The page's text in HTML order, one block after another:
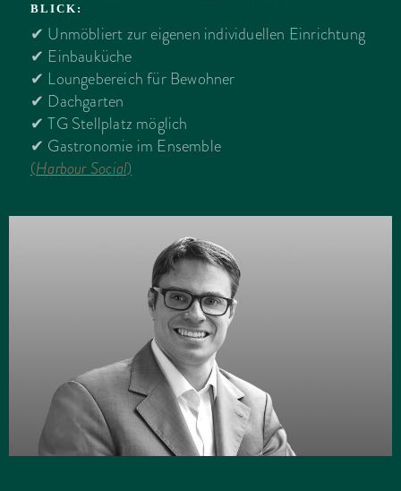
BLICK:
✔ Unmöbliert zur eigenen individuellen Einrichtung
✔ Einbauküche
✔ Loungebereich für Bewohner
✔ Dachgarten
✔ TG Stellplatz möglich
✔ Gastronomie im Ensemble
(Harbour Social)